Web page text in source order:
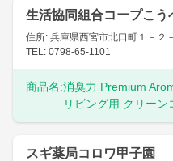
生活協同組合コープこう
住所: 兵庫県西宮市北口町１－２
TEL: 0798-65-1101
商品名:消臭力 Premium
リビング用 クリーン
スギ薬局コロワ甲子園